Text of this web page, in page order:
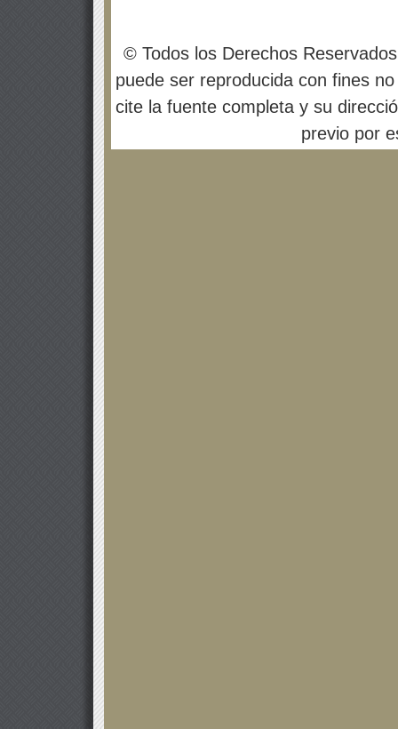
© Todos los Derechos
puede ser reproducida con fines
cite la fuente completa y su
previo por